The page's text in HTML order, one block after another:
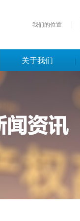
我们的位置
关于我们